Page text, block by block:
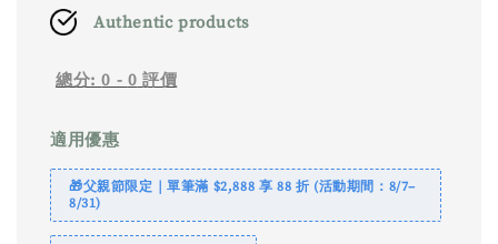
Authentic products
總分:0 - 0 評價
適用優惠
🎁父親節限定｜單筆滿 $2,888 享 88 折 (活動期間：8/7–
8/31)